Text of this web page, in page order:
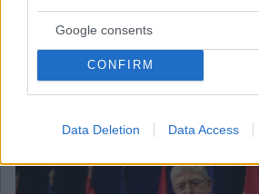
Google consents
CONFIRM
Data Deletion Data Access
March 30, 2024
Die DK des ehemaligen Premierministers
verschlingt am 9. Juni zwei